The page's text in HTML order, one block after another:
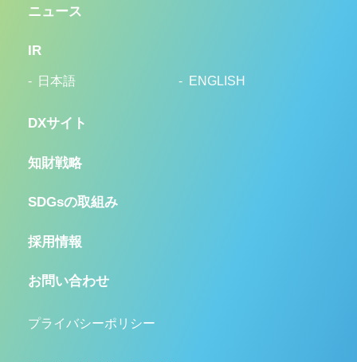
ニュース
IR
日本語 ENGLISH
DXサイト
知財戦略
SDGsの取組み
採用情報
お問い合わせ
プライバシーポリシー